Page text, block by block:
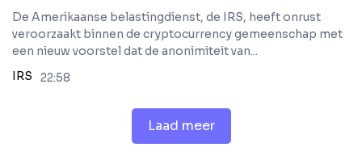
De Amerikaanse belastingdienst, de IRS, heeft onrust
veroorzaakt binnen de cryptocurrency gemeenschap met
een nieuw voorstel dat de anonimiteit van...
IRS
22:58
Laad meer